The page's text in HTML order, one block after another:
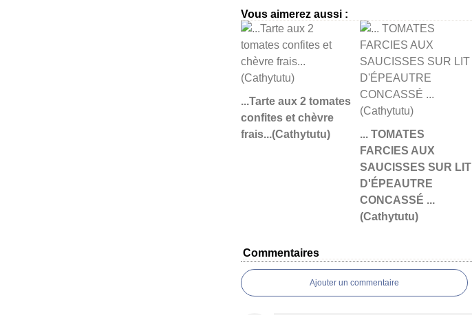
Vous aimerez aussi :
...Tarte aux 2 tomates
confites et chèvre
frais...(Cathytutu)
... TOMATES
FARCIES AUX
SAUCISSES SUR LIT
D'ÉPEAUTRE
CONCASSÉ ...
(Cathytutu)
Commentaires
Ajouter un commentaire